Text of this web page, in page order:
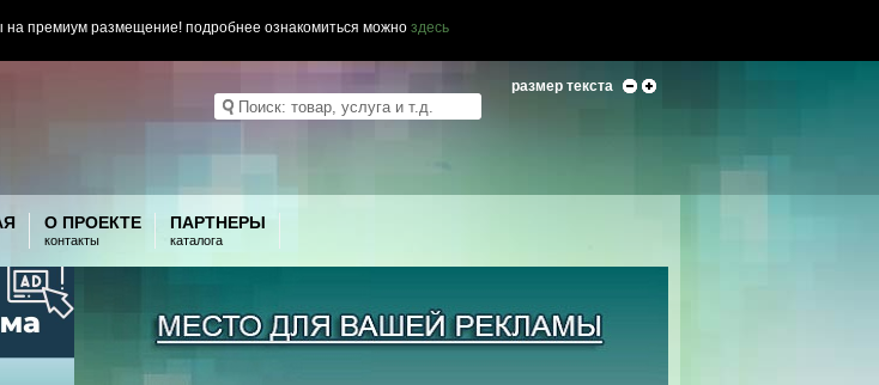
премиум размещение! подробнее ознакомиться можно здесь
размер текста
О ПРОЕКТЕ
контакты
ПАРТНЕРЫ
каталога